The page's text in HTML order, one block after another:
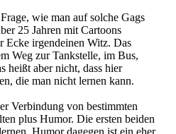
wie man auf solche Gags
25 Jahren mit Cartoons
Ecke irgendeinen Witz. Das
Weg zur Tankstelle, im Bus,
heißt aber nicht, dass hier
die man nicht lernen kann.
Verbindung von bestimmten
plus Humor. Die ersten beiden
Humor dagegen ist ein eher